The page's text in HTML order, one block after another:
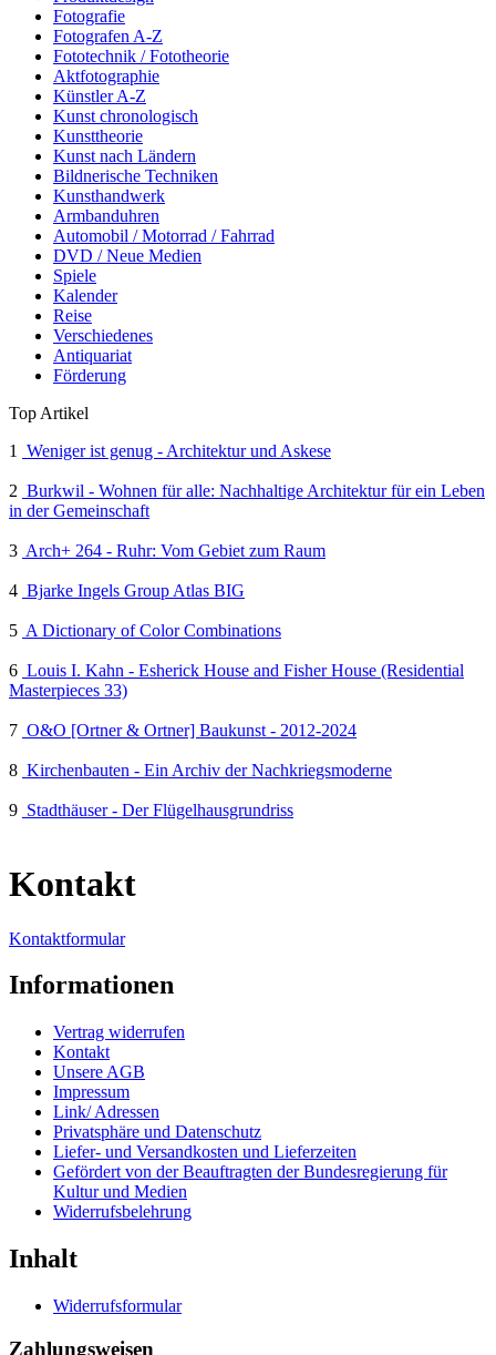
Fotografie
Fotografen A-Z
Fototechnik / Fototheorie
Aktfotographie
Künstler A-Z
Kunst chronologisch
Kunsttheorie
Kunst nach Ländern
Bildnerische Techniken
Kunsthandwerk
Armbanduhren
Automobil / Motorrad / Fahrrad
DVD / Neue Medien
Spiele
Kalender
Reise
Verschiedenes
Antiquariat
Förderung
Top Artikel
1
Weniger ist genug - Architektur und Askese
2 Burkwil - Wohnen für alle: Nachhaltige Architektur für ein Leben
in der Gemeinschaft
3 Arch+ 264 - Ruhr: Vom Gebiet zum Raum
4 Bjarke Ingels Group Atlas BIG
5 A Dictionary of Color Combinations
6 Louis I. Kahn - Esherick House and Fisher House (Residential
Masterpieces 33)
7 O&O [Ortner & Ortner] Baukunst - 2012-2024
8 Kirchenbauten - Ein Archiv der Nachkriegsmoderne
9 Stadthäuser - Der Flügelhausgrundriss
Kontakt
Kontaktformular
Informationen
Vertrag widerrufen
Kontakt
Unsere AGB
Impressum
Link/ Adressen
Privatsphäre und Datenschutz
Liefer- und Versandkosten und Lieferzeiten
Gefördert von der Beauftragten der Bundesregierung für
Kultur und Medien
Widerrufsbelehrung
Inhalt
Widerrufsformular
Zahlungsweisen